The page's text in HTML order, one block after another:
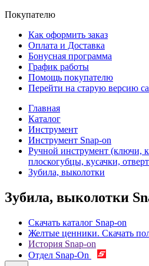
Покупателю
Как оформить заказ
Оплата и Доставка
Бонусная программа
График работы
Помощь покупателю
Перейти на старую версию
Главная
Каталог
Инструмент
Инструмент Snap-on
Ручной инструмент (ключи,
плоскогубцы, кусачки,
Зубила, выколотки
Зубила, выколотки
Скачать каталог Snap-on
Желтые ценники. Скачать
История Snap-on
Отдел Snap-On